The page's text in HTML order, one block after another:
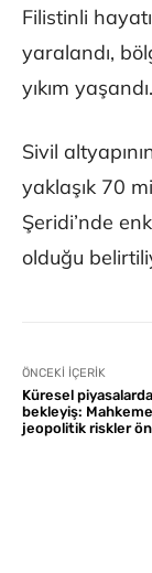
Filistinli
yaralandı,
yıkım yaşandı.
Sivil
yaklaşık 70
Şeridi’nde
olduğu
ÖNCEKI İÇERIK
Küresel
bekleyiş: Mahkeme
jeopolitik riskler